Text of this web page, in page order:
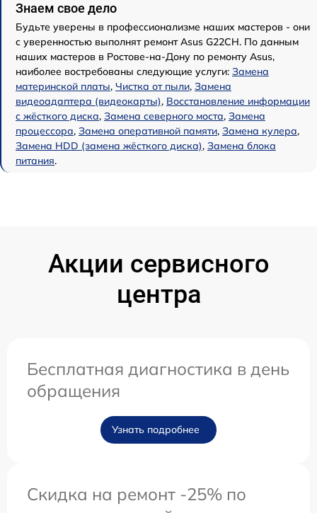
Знаем свое дело
Будьте уверены в профессионализме наших мастеров - они
с уверенностью выполнят ремонт Asus G22CH. По данным
наших мастеров в Ростове-на-Дону по ремонту Asus,
наиболее востребованы следующие услуги: Замена
материнской платы, Чистка от пыли, Замена
видеоадаптера (видеокарты), Восстановление информации
с жёсткого диска, Замена северного моста, Замена
процессора, Замена оперативной памяти, Замена кулера,
Замена HDD (замена жёсткого диска), Замена блока
питания.
Акции сервисного
центра
Бесплатная диагностика в день
обращения
Узнать подробнее
Скидка на ремонт -25% по